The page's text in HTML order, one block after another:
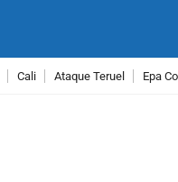
Cali Ataque Teruel Epa